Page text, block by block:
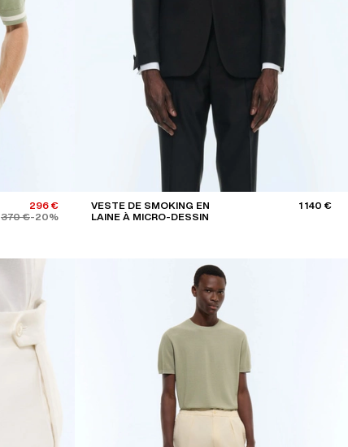
ORANGE
Trier par
PRIX DÉCROISSANTS
296 €
370 €-20%
VESTE DE SMOKING EN
LAINE À MICRO-DESSIN
1 140 €